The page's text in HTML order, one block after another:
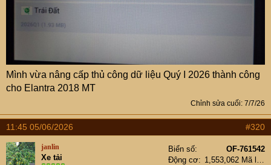
Mình vừa nâng cấp thủ công dữ liệu Quý I 2026 thành công
cho Elantra 2018 MT
Chỉnh sửa cuối: 7/7/26
11:45 05/06/2026 #320
janlin
Xe tải
Biển số
OF-761542
Động cơ